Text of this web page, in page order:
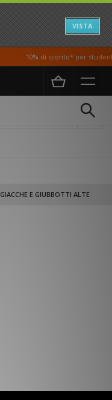
VISTA
10% di sconto* per
GIACCHE E GIUBBOTTI ALTE